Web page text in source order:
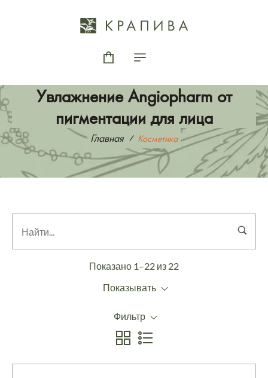
Увлажнение Angiopharm от
пигментации для лица
Главная Косметика
Показано 1–22 из 22
Показывать
Фильтр